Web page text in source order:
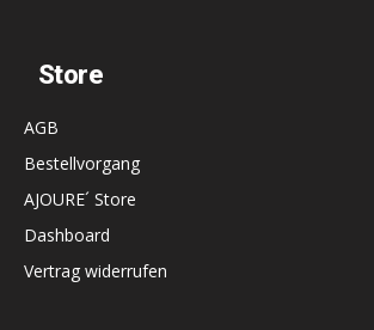
Store
AGB
Bestellvorgang
AJOURE´ Store
Dashboard
Vertrag widerrufen